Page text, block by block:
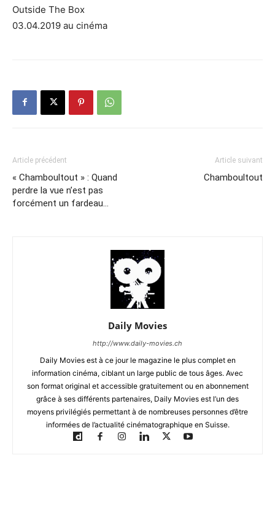
Outside The Box
03.04.2019 au cinéma
Article précédent
« Chamboultout » : Quand
perdre la vue n’est pas
forcément un fardeau…
Article suivant
Chamboultout
Daily Movies
http://www.daily-movies.ch
Daily Movies est à ce jour le magazine le plus complet en
information cinéma, ciblant un large public de tous âges. Avec
son format original et accessible gratuitement ou en abonnement
grâce à ses différents partenaires, Daily Movies est l’un des
moyens privilégiés permettant à de nombreuses personnes d’être
informées de l’actualité cinématographique en Suisse.